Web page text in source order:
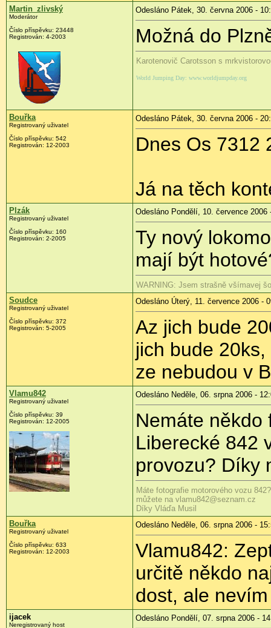
Martin_zlivský
Moderátor
Číslo příspěvku: 23448
Registrován: 4-2003
Odesláno Pátek, 30. června 2006 -
Možná do
Karotenovič Carotsson s
World Jumping Day: www.worldjumpday.org
Bouřka
Registrovaný uživatel
Číslo příspěvku: 542
Registrován: 12-2003
Odesláno Pátek, 30. června 2006 -
Dnes Os 7312
Já na těch
Plzák
Registrovaný uživatel
Číslo příspěvku: 160
Registrován: 2-2005
Odesláno Pondělí, 10. července 2006
Ty nový
mají být
WARNING: Jsem strašně všímavej
Soudce
Registrovaný uživatel
Číslo příspěvku: 372
Registrován: 5-2005
Odesláno Úterý, 11. července 2006 -
Az jich bude
jich bude
ze nebudou v
Vlamu842
Registrovaný uživatel
Číslo příspěvku: 39
Registrován: 12-2005
Odesláno Neděle, 06. srpna 2006 -
Nemáte někdo
Liberecké 842
provozu? Díky
Máte fotografie motorového vozu
můžete na vlamu842@seznam.cz
Díky Vláďa Musil
Bouřka
Registrovaný uživatel
Číslo příspěvku: 633
Registrován: 12-2003
Odesláno Neděle, 06. srpna 2006 -
Vlamu842:
určitě někdo
dost, ale
ijacek
Neregistrovaný host
Odesláno Pondělí, 07. srpna 2006 -